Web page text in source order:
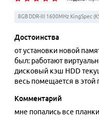
8GB DDR-III 1600MHz KingSpec
Достоинства
от установки новой
был: работают
дисковый кэш HDD
весь помещается в этой
Комментарий
мне попались все